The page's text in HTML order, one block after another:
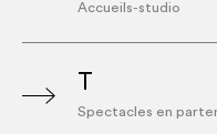
Accueils-studio
Spectacles en